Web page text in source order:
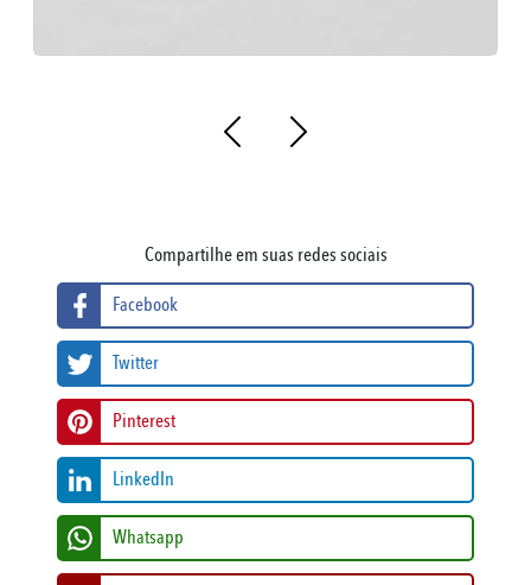
Compartilhe em suas redes sociais
Facebook
Twitter
Pinterest
LinkedIn
Whatsapp